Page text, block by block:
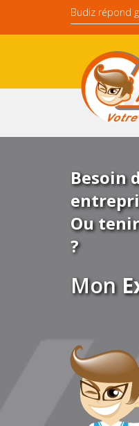
Besoin
Ou
?
Mon